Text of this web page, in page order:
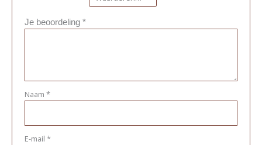
Je beoordeling *
Naam *
E-mail *